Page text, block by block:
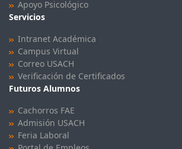
Apoyo Psicológico
Servicios
Intranet Académica
Campus Virtual
Correo USACH
Verificación de Certificados
Futuros Alumnos
Cachorros FAE
Admisión USACH
Feria Laboral